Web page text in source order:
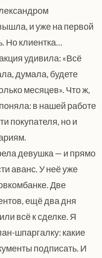
и уже на первой
Но клиентка…
удивила: «Всё
думала, будете
месяцев». Что ж,
в нашей работе
покупателя, но и
девушка — и прямо
аванс. У неё уже
Две
ещё два дня
всё к сделке. Я
шпаргалку: какие
подписать. И